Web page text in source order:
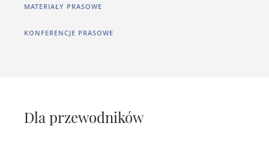
MATERIAŁY PRASOWE
KONFERENCJE PRASOWE
Dla przewodników